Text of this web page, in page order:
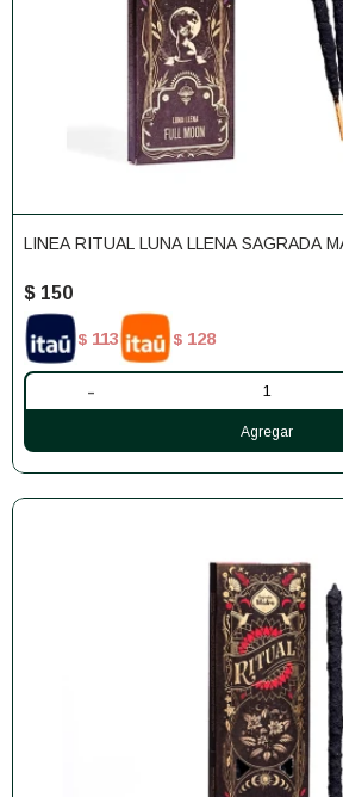
LINEA RITUAL LUNA LLENA SAGRADA
$ 150
$ 113 $ 128
-